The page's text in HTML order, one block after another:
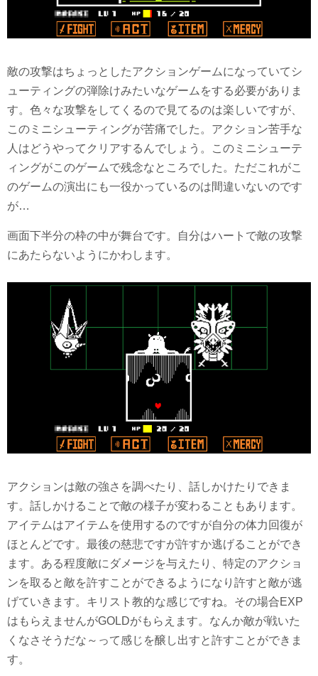
敵の攻撃はちょっとしたアクションゲームになっていてシ
ューティングの弾除けみたいなゲームをする必要がありま
す。色々な攻撃をしてくるので見てるのは楽しいですが、
このミニシューティングが苦痛でした。アクション苦手な
人はどうやってクリアするんでしょう。このミニシューテ
ィングがこのゲームで残念なところでした。ただこれがこ
のゲームの演出にも一役かっているのは間違いないのです
が…
画面下半分の枠の中が舞台です。自分はハートで敵の攻撃
にあたらないようにかわします。
アクションは敵の強さを調べたり、話しかけたりできま
す。話しかけることで敵の様子が変わることもあります。
アイテムはアイテムを使用するのですが自分の体力回復が
ほとんどです。最後の慈悲ですが許すか逃げることができ
ます。ある程度敵にダメージを与えたり、特定のアクショ
ンを取ると敵を許すことができるようになり許すと敵が逃
げていきます。キリスト教的な感じですね。その場合EXP
はもらえませんがGOLDがもらえます。なんか敵が戦いた
くなさそうだな～って感じを醸し出すと許すことができま
す。